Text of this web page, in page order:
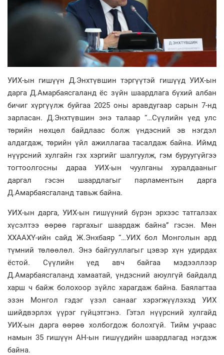
УИХ-ын гишүүн Д.Энхтүвшин тэргүүтэй гишүүд УИХ-ын
дарга Д.Амарбаясгаланд ёс зүйн шаардлага бүхий албан
бичиг хүргүүлж буйгаа 2025 оны аравдугаар сарын 7-нд
зарласан. Д.Энхтүвшин энэ талаар “…Сүүлийн үед улс
төрийн нөхцөл байдлаас болж үндэсний эв нэгдэл
алдагдаж, төрийн үйл ажиллагаа тасалдаж байна. Иймд
нүүрсний хулгайн гэх хэргийг шалгуулж, гэм буруугүйгээ
тогтоолгосны дараа УИХ-ын чуулганы хуралдааныг
даргал гэсэн шаардлагыг парламентын дарга
Д.Амарбаясгаланд тавьж байна.
УИХ-ын дарга, УИХ-ын гишүүний бүрэн эрхээс татгалзах
хүсэлтээ өөрөө гаргахыг шаардаж байна” гэсэн. Мөн
ХХААХҮ-ийн сайд Ж.Энхбаяр “…УИХ бол Монголын ард
түмний төлөөлөл. Энэ байгууллагыг цэвэр хүн удирдах
ёстой. Сүүлийн үед авч байгаа мэдээллээр
Д.Амарбаясгаланд хамаатай, үндэсний аюулгүй байдалд
харш ч байж болохоор зүйлс харагдаж байна. Баялагтаа
эзэн Монгол гэдэг үзэл санааг хэрэгжүүлэхэд УИХ
шийдвэрлэх үүрэг гүйцэтгэнэ. Гэтэл нүүрсний хулгайд
УИХ-ын дарга өөрөө холбогдож болохгүй. Тийм учраас
намын 35 гишүүн АН-ын гишүүдийн шаардлагад нэгдэж
байна.